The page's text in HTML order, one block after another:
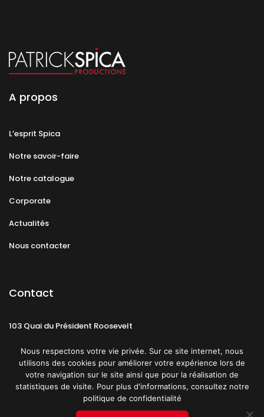
A propos
L’esprit Spica
Notre savoir-faire
Notre catalogue
Corporate
Actualités
Nous contacter
Contact
103 Quai du Président Roosevelt
CGU Politique de confidentialité
Nous respectons votre vie privée. Sur ce site internet, nous
utilisons des cookies pour améliorer votre expérience lors de
votre navigation sur le site ainsi que pour la réalisation de
statistiques de visite. Pour plus d'informations, consultez notre
politique de confidentialité